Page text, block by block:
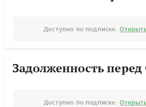
Доступно по подписке.
Задолженность
Доступно по подписке.